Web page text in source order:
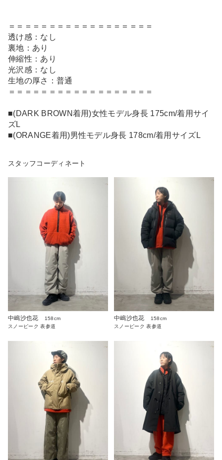
＝＝＝＝＝＝＝＝＝＝＝＝＝＝＝＝＝＝
透け感：なし
裏地：あり
伸縮性：あり
光沢感：なし
生地の厚さ：普通
＝＝＝＝＝＝＝＝＝＝＝＝＝＝＝＝＝＝
■(DARK BROWN着用)女性モデル身長 175cm/着用サイ
ズL
■(ORANGE着用)男性モデル身長 178cm/着用サイズL
スタッフコーディネート
中嶋沙也花
158cm
スノーピーク 表参道
中嶋沙也花
158cm
スノーピーク 表参道